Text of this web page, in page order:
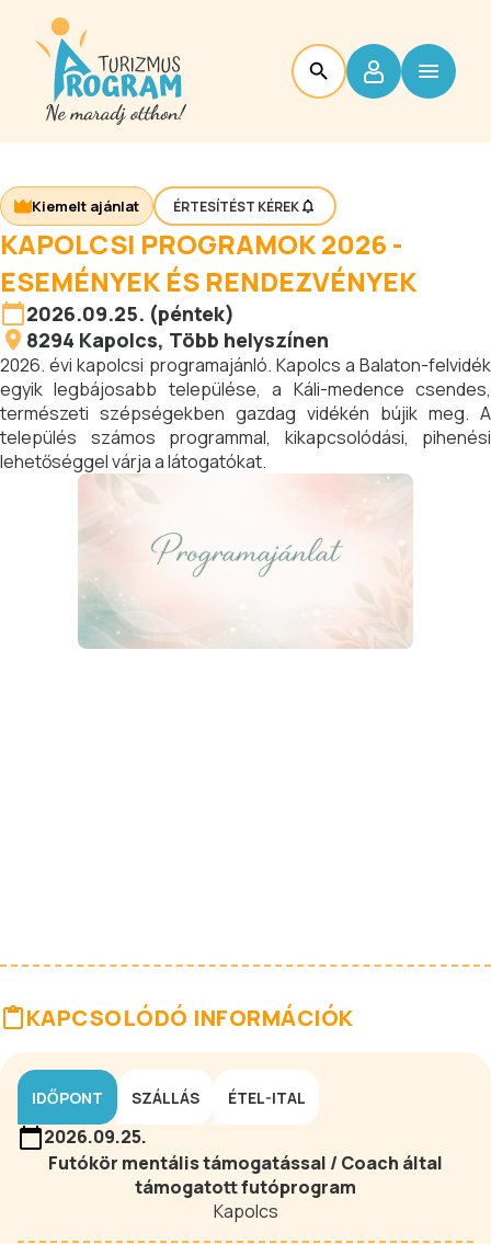
Kiemelt ajánlat ÉRTESÍTÉST KÉREK
KAPOLCSI PROGRAMOK 2026 -
ESEMÉNYEK ÉS RENDEZVÉNYEK
2026.09.25. (péntek)
8294 Kapolcs, Több helyszínen
2026. évi kapolcsi programajánló. Kapolcs a Balaton-felvidék
egyik legbájosabb települése, a Káli-medence csendes,
természeti szépségekben gazdag vidékén bújik meg. A
település számos programmal, kikapcsolódási, pihenési
lehetőséggel várja a látogatókat.
KAPCSOLÓDÓ INFORMÁCIÓK
IDŐPONT SZÁLLÁS ÉTEL-ITAL
2026.09.25.
Futókör mentális támogatással / Coach által
támogatott futóprogram
Kapolcs